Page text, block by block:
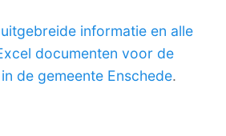
informatie en alle
documenten voor de
de gemeente Enschede.